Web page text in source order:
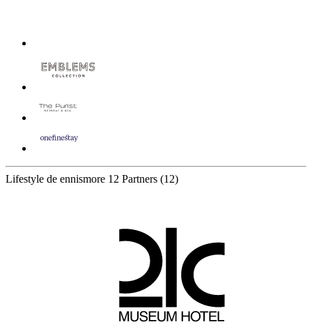
Lifestyle de ennismore 12 Partners (12)